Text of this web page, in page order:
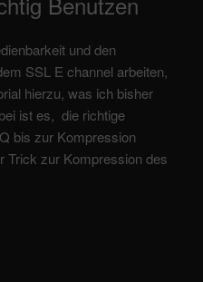
und den
SSL E channel arbeiten,
hierzu, was ich bisher
ist es, die richtige
bis zur Kompression
Trick zur Kompression des